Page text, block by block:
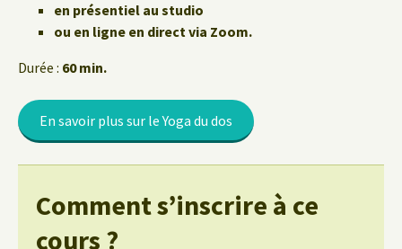
en présentiel au studio
ou en ligne en direct via Zoom.
Durée : 60 min.
En savoir plus sur le Yoga du dos
Comment s’inscrire à ce
cours ?